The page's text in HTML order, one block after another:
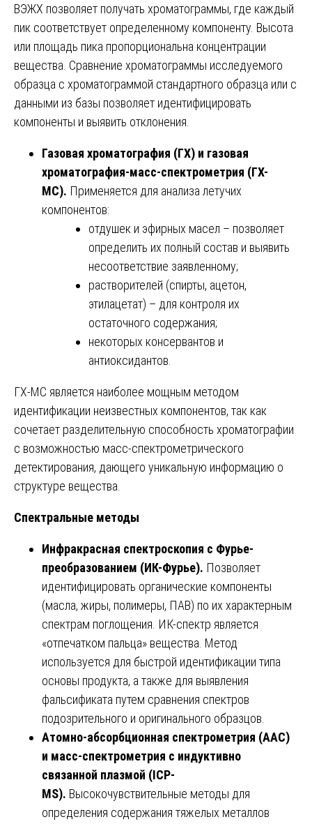
ВЭЖХ позволяет получать хроматограммы, где каждый
пик соответствует определенному компоненту. Высота
или площадь пика пропорциональна концентрации
вещества. Сравнение хроматограммы исследуемого
образца с хроматограммой стандартного образца или с
данными из базы позволяет идентифицировать
компоненты и выявить отклонения.
Газовая хроматография (ГХ) и газовая
хроматография-масс-спектрометрия (ГХ-
МС). Применяется для анализа летучих
компонентов:
отдушек и эфирных масел – позволяет
определить их полный состав и выявить
несоответствие заявленному;
растворителей (спирты, ацетон,
этилацетат) – для контроля их
остаточного содержания;
некоторых консервантов и
антиоксидантов.
ГХ-МС является наиболее мощным методом
идентификации неизвестных компонентов, так как
сочетает разделительную способность хроматографии
с возможностью масс-спектрометрического
детектирования, дающего уникальную информацию о
структуре вещества.
Спектральные методы
Инфракрасная спектроскопия с Фурье-
преобразованием (ИК-Фурье). Позволяет
идентифицировать органические компоненты
(масла, жиры, полимеры, ПАВ) по их характерным
спектрам поглощения. ИК-спектр является
«отпечатком пальца» вещества. Метод
используется для быстрой идентификации типа
основы продукта, а также для выявления
фальсификата путем сравнения спектров
подозрительного и оригинального образцов.
Атомно-абсорбционная спектрометрия (ААС)
и масс-спектрометрия с индуктивно
связанной плазмой (ICP-
MS). Высокочувствительные методы для
определения содержания тяжелых металлов